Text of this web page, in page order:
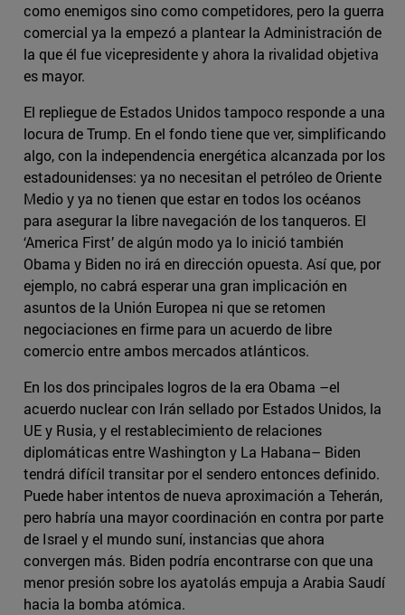
como enemigos sino como competidores, pero la guerra
comercial ya la empezó a plantear la Administración de
la que él fue vicepresidente y ahora la rivalidad objetiva
es mayor.
El repliegue de Estados Unidos tampoco responde a una
locura de Trump. En el fondo tiene que ver, simplificando
algo, con la independencia energética alcanzada por los
estadounidenses: ya no necesitan el petróleo de Oriente
Medio y ya no tienen que estar en todos los océanos
para asegurar la libre navegación de los tanqueros. El
‘America First’ de algún modo ya lo inició también
Obama y Biden no irá en dirección opuesta. Así que, por
ejemplo, no cabrá esperar una gran implicación en
asuntos de la Unión Europea ni que se retomen
negociaciones en firme para un acuerdo de libre
comercio entre ambos mercados atlánticos.
En los dos principales logros de la era Obama –el
acuerdo nuclear con Irán sellado por Estados Unidos, la
UE y Rusia, y el restablecimiento de relaciones
diplomáticas entre Washington y La Habana– Biden
tendrá difícil transitar por el sendero entonces definido.
Puede haber intentos de nueva aproximación a Teherán,
pero habría una mayor coordinación en contra por parte
de Israel y el mundo suní, instancias que ahora
convergen más. Biden podría encontrarse con que una
menor presión sobre los ayatolás empuja a Arabia Saudí
hacia la bomba atómica.